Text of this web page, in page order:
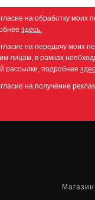
на обработку моих
здесь.
на передачу моих
лицам, в рамках
рассылки, подробнее
на получение